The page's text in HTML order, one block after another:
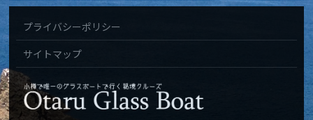
プライバシーポリシー
サイトマップ